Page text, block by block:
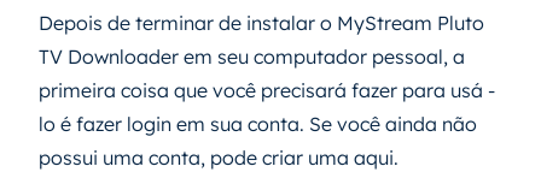
Depois de terminar de instalar o MyStream Pluto
TV Downloader em seu computador pessoal, a
primeira coisa que você precisará fazer para usá -
lo é fazer login em sua conta. Se você ainda não
possui uma conta, pode criar uma aqui.